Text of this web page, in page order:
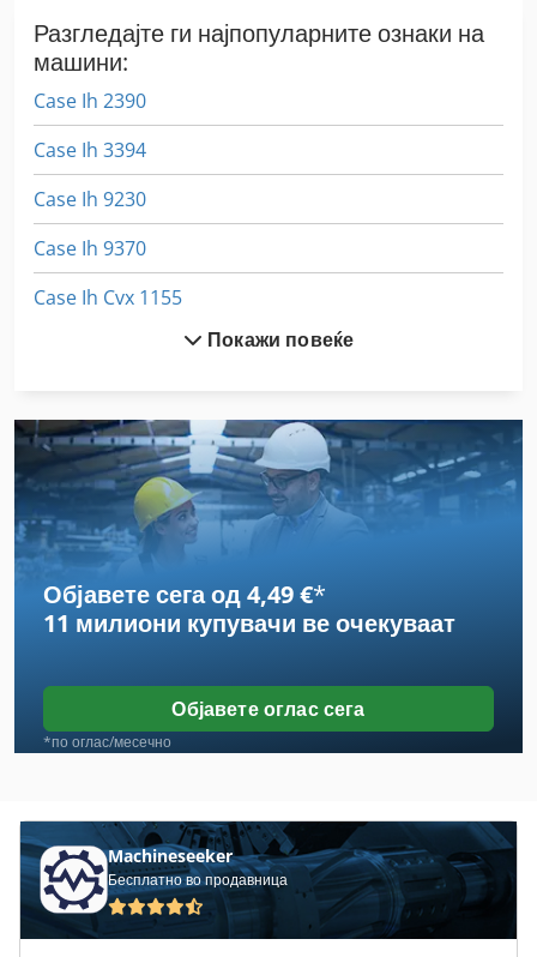
Разгледајте ги најпопуларните ознаки на
машини:
Case Ih 2390
Case Ih 3394
Case Ih 9230
Case Ih 9370
Case Ih Cvx 1155
Case Ih Cvx 1195
Case Ih Cvx 130
Case Ih Cvx 150
Case Ih Cvx 170
Case Ih Cvx 195
Case Ih Maxxum 110
Case Ih Maxxum 140
Case Ih Maxxum 5140
Case Ih Mx 110
Case Ih Mx 135
Покажи повеќе
Објавете сега од 4,49 €*
11 милиони купувачи ве очекуваат
Објавете оглас сега
*по оглас/месечно
Machineseeker
Бесплатно во продавница